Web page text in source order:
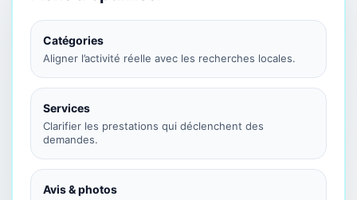
Catégories
Aligner l’activité réelle avec les recherches locales.
Services
Clarifier les prestations qui déclenchent des
demandes.
Avis & photos